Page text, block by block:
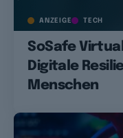
ANZEIGE TECH
SoSafe
Digitale
Menschen